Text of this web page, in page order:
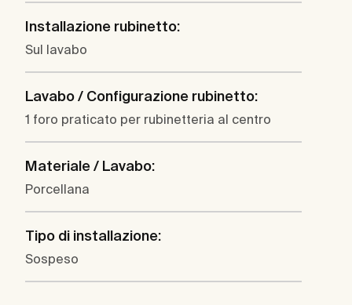
Installazione rubinetto:
Sul lavabo
Lavabo / Configurazione rubinetto:
1 foro praticato per rubinetteria al centro
Materiale / Lavabo:
Porcellana
Tipo di installazione:
Sospeso